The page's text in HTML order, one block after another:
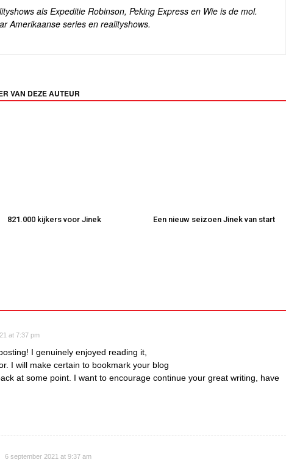
als Expeditie Robinson, Peking Express en Wie is de mol.
Amerikaanse series en realityshows.
VAN DEZE AUTEUR
821.000 kijkers voor Jinek Een nieuw seizoen Jinek van start
at 7:37 pm
I genuinely enjoyed reading it,
I will make certain to bookmark your blog
at some point. I want to encourage continue your great writing, have
6 september 2021 at 9:37 am